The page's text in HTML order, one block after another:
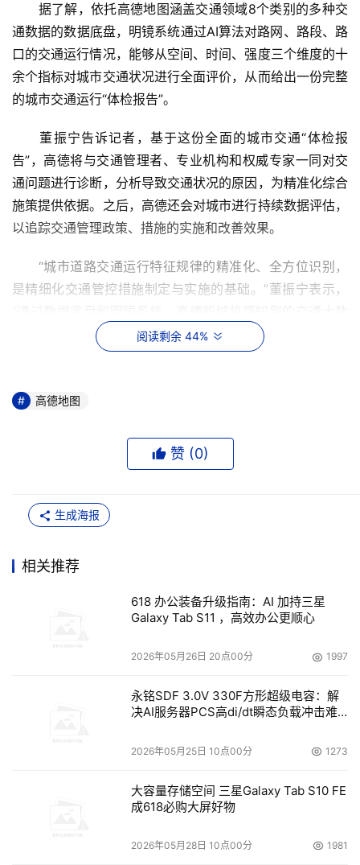
据了解，依托高德地图涵盖交通领域8个类别的多种交
通数据的数据底盘，明镜系统通过AI算法对路网、路段、路
口的交通运行情况，能够从空间、时间、强度三个维度的十
余个指标对城市交通状况进行全面评价，从而给出一份完整
的城市交通运行“体检报告”。
董振宁告诉记者，基于这份全面的城市交通“体检报
告”，高德将与交通管理者、专业机构和权威专家一同对交
通问题进行诊断，分析导致交通状况的原因，为精准化综合
施策提供依据。之后，高德还会对城市进行持续数据评估，
以追踪交通管理政策、措施的实施和改善效果。
“城市道路交通运行特征规律的精准化、全方位识别，
是精细化交通管控措施制定与实施的基础。”董振宁表示，
据转化为对道路网络运行情况的量化反馈，从而解决交通管
理行业亟需解决的关键问题。”
构建城市交通精细化管理体系
发现问题是精细化管理的第一步。要将明镜系统提供的
精细化分析诊断有效应用于城市交通的改进，则离不开人车
在信息协同能力方面，据董振宁介绍，目前，高德已在
备实现基于位置的人车路协同。此外，当发生交通拥堵、事
感知拥堵，并通过APP、车载导航、智慧诱导屏等手段进行
而在用户服务方面，基于人车路协同能力，高德可以通
过优化信号灯配时、可变车道管理等手段优化现有控制方
据了解，目前“明镜系统”已正式上线为交通精细化管理
市。“在‘明镜系统’的基础上，高德已实现包括数据分析、信
阅读剩余 44%
高德地图
赞 (0)
生成海报
相关推荐
618 办公装备升级指南：AI 加持三星
Galaxy Tab S11 ，高效办公更顺心
2026年05月26日 20点00分 1997
永铭SDF 3.0V 330F方形超级电容：解
决AI服务器PCS高di/dt瞬态负载冲击难
2026年05月25日 10点00分 1273
大容量存储空间 三星Galaxy Tab S10 FE
成618必购大屏好物
2026年05月28日 10点00分 1981